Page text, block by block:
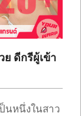
ย ดีกรีผู้เข้า
นหนึ่งในสาว